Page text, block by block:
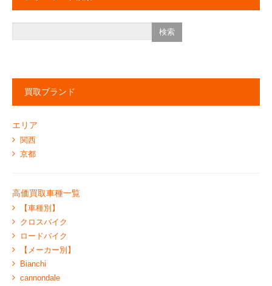
買取ブランド
エリア
関西
京都
高価買取車種一覧
【車種別】
クロスバイク
ロードバイク
【メーカー別】
Bianchi
cannondale